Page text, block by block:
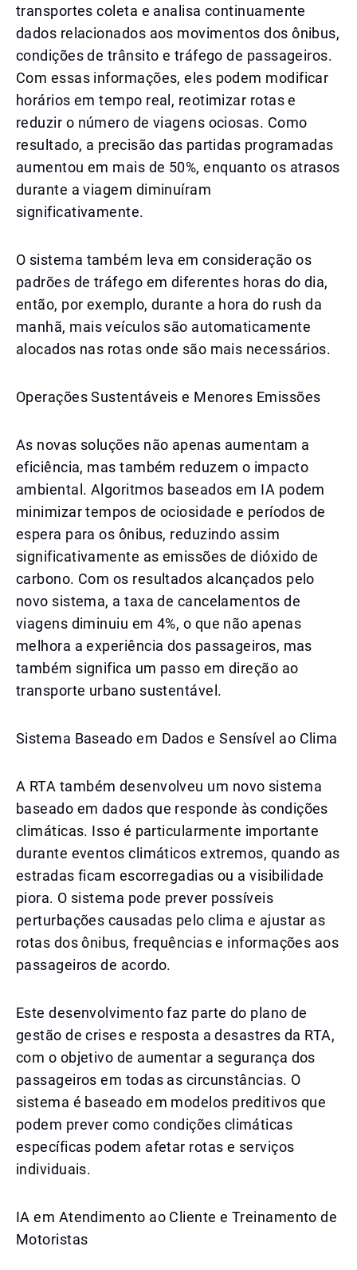
transportes coleta e analisa continuamente
dados relacionados aos movimentos dos ônibus,
condições de trânsito e tráfego de passageiros.
Com essas informações, eles podem modificar
horários em tempo real, reotimizar rotas e
reduzir o número de viagens ociosas. Como
resultado, a precisão das partidas programadas
aumentou em mais de 50%, enquanto os atrasos
durante a viagem diminuíram
significativamente.
O sistema também leva em consideração os
padrões de tráfego em diferentes horas do dia,
então, por exemplo, durante a hora do rush da
manhã, mais veículos são automaticamente
alocados nas rotas onde são mais necessários.
Operações Sustentáveis e Menores Emissões
As novas soluções não apenas aumentam a
eficiência, mas também reduzem o impacto
ambiental. Algoritmos baseados em IA podem
minimizar tempos de ociosidade e períodos de
espera para os ônibus, reduzindo assim
significativamente as emissões de dióxido de
carbono. Com os resultados alcançados pelo
novo sistema, a taxa de cancelamentos de
viagens diminuiu em 4%, o que não apenas
melhora a experiência dos passageiros, mas
também significa um passo em direção ao
transporte urbano sustentável.
Sistema Baseado em Dados e Sensível ao Clima
A RTA também desenvolveu um novo sistema
baseado em dados que responde às condições
climáticas. Isso é particularmente importante
durante eventos climáticos extremos, quando as
estradas ficam escorregadias ou a visibilidade
piora. O sistema pode prever possíveis
perturbações causadas pelo clima e ajustar as
rotas dos ônibus, frequências e informações aos
passageiros de acordo.
Este desenvolvimento faz parte do plano de
gestão de crises e resposta a desastres da RTA,
com o objetivo de aumentar a segurança dos
passageiros em todas as circunstâncias. O
sistema é baseado em modelos preditivos que
podem prever como condições climáticas
específicas podem afetar rotas e serviços
individuais.
IA em Atendimento ao Cliente e Treinamento de
Motoristas